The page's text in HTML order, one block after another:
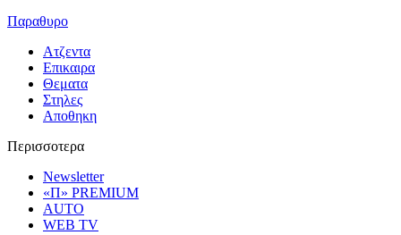
Παραθυρο
Ατζεντα
Επικαιρα
Θεματα
Στηλες
Αποθηκη
Περισσοτερα
Newsletter
«Π» PREMIUM
AUTO
WEB TV